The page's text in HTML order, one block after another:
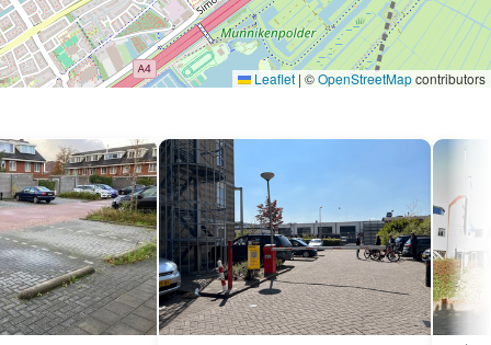
Leaflet | ©OpenStreetMapcontributors